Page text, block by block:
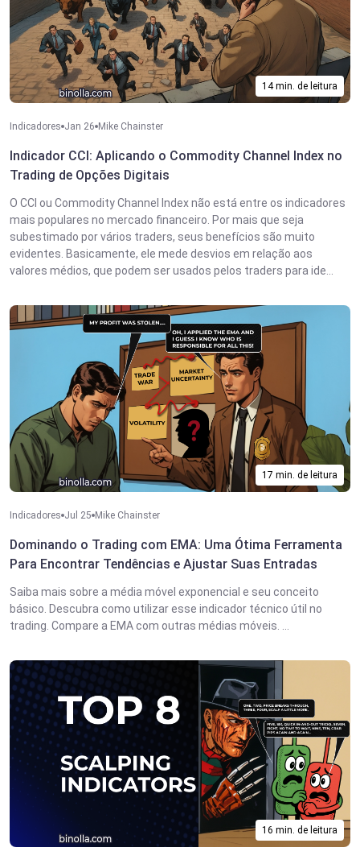
14 min. de leitura
Indicadores Jan 26 Mike Chainster
Indicador CCI: Aplicando o Commodity Channel Index no
Trading de Opções Digitais
O CCI ou Commodity Channel Index não está entre os indicadores
mais populares no mercado financeiro. Por mais que seja
subestimado por vários traders, seus benefícios são muito
evidentes. Basicamente, ele mede desvios em relação aos
valores médios, que podem ser usados pelos traders para ide...
17 min. de leitura
Indicadores Jul 25 Mike Chainster
Dominando o Trading com EMA: Uma Ótima Ferramenta
Para Encontrar Tendências e Ajustar Suas Entradas
Saiba mais sobre a média móvel exponencial e seu conceito
básico. Descubra como utilizar esse indicador técnico útil no
trading. Compare a EMA com outras médias móveis. ...
16 min. de leitura